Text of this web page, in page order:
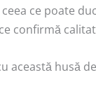
ce poate
confirmă
această husă